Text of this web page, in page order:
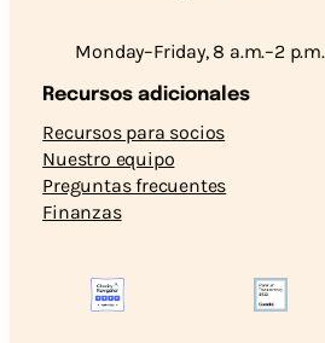
Monday–Friday, 8 a.m.–2 p.m.
Recursos adicionales
Recursos para socios
Nuestro equipo
Preguntas frecuentes
Finanzas